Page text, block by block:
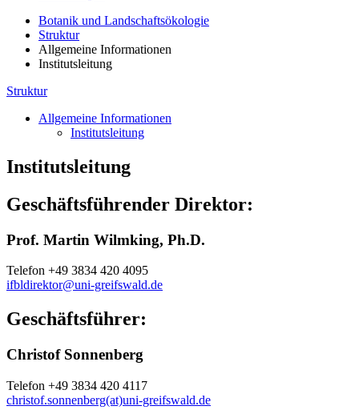
Botanik und Landschaftsökologie
Struktur
Allgemeine Informationen
Institutsleitung
Struktur
Allgemeine Informationen
Institutsleitung
Institutsleitung
Geschäftsführender Direktor:
Prof. Martin Wilmking, Ph.D.
Telefon +49 3834 420 4095
ifbldirektor@uni-greifswald.de
Geschäftsführer:
Christof Sonnenberg
Telefon +49 3834 420 4117
christof.sonnenberg(at)uni-greifswald.de